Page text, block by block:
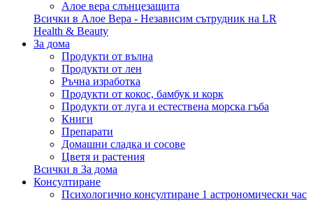
Алое вера слънцезащита
Всички в Алое Вера - Независим сътрудник на LR
Health & Beauty
За дома
Продукти от вълна
Продукти от лен
Ръчна изработка
Продукти от кокос, бамбук и корк
Продукти от луга и естествена морска гъба
Книги
Препарати
Домашни сладка и сосове
Цветя и растения
Всички в За дома
Консултиране
Психологично консултиране 1 астрономически час